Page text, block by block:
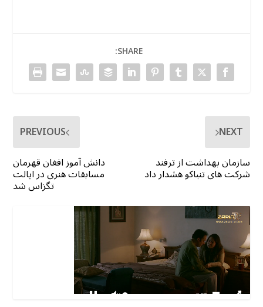
SHARE:
PREVIOUS
دانش آموز افغان قهرمان
مسابقات هنری در ایالت
تگزاس شد
NEXT
سازمان بهداشت از ترفند
شرکت های تنباکو هشدار داد